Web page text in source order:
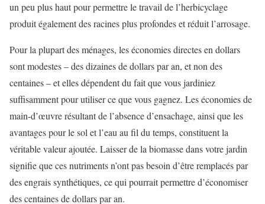
un peu plus haut pour permettre le travail de l’herbicyclage
produit également des racines plus profondes et réduit l’arrosage.
Pour la plupart des ménages, les économies directes en dollars
sont modestes – des dizaines de dollars par an, et non des
centaines – et elles dépendent du fait que vous jardiniez
suffisamment pour utiliser ce que vous gagnez. Les économies de
main-d’œuvre résultant de l’absence d’ensachage, ainsi que les
avantages pour le sol et l’eau au fil du temps, constituent la
véritable valeur ajoutée. Laisser de la biomasse dans votre jardin
signifie que ces nutriments n’ont pas besoin d’être remplacés par
des engrais synthétiques, ce qui pourrait permettre d’économiser
des centaines de dollars par an.